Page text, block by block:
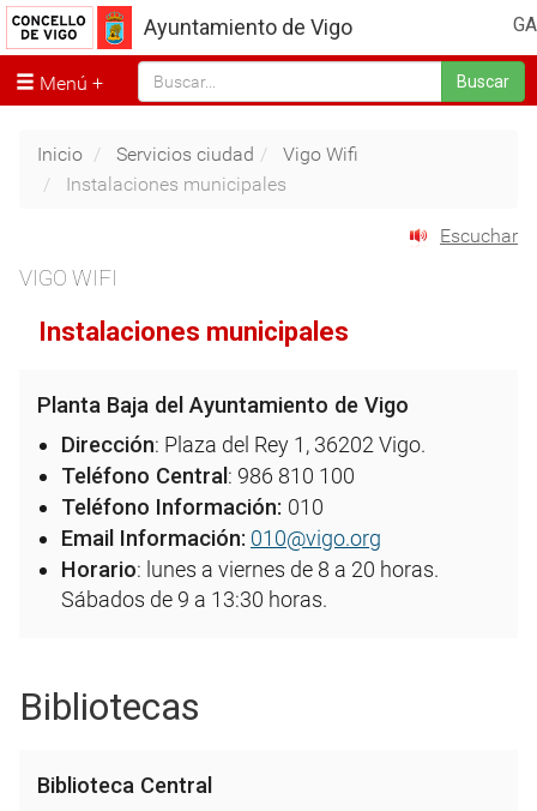
GA
Ayuntamiento de Vigo
Menú Buscar
Inicio Servicios ciudad
Vigo Wifi
Instalaciones municipales
Escuchar
VIGO WIFI
Instalaciones municipales
Planta Baja del Ayuntamiento de Vigo
Dirección: Plaza del Rey 1, 36202 Vigo.
Teléfono Central : 986 810 100
Teléfono Información: 010
Email Información: 010@vigo.org
Horario: lunes a viernes de 8 a 20 horas.
Sábados de 9 a 13:30 horas.
Bibliotecas
Biblioteca Central